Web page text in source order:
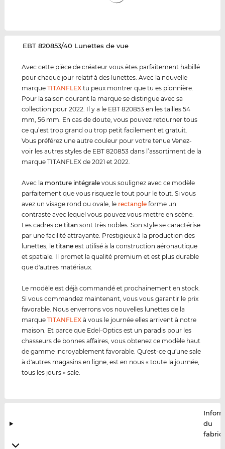
‌EBT 820853/40 Lunettes de vue
Avec cette pièce de créateur vous êtes parfaitement habillé
pour chaque jour relatif à des lunettes. Avec la nouvelle
marqueTITANFLEX tu peux montrer que tu es pionnière.
Pour la saison courant la marque se distingue avec sa
collection pour 2022. Il y a le EBT 820853 en les tailles 54
mm, 56 mm. En cas de doute, vous pouvez retourner tous
ce qu’est trop grand ou trop petit facilement et gratuit.
Vous préférez une autre couleur pour votre tenue Venez-
voir les autres styles de EBT 820853 dans l’assortiment de la
marque TITANFLEX de 2021 et 2022.
Avec la monture intégrale vous soulignez avec ce modèle
parfaitement que vous risquez le tout pour le tout. Si vous
avez un visage rond ou ovale, le rectangle forme un
contraste avec lequel vous pouvez vous mettre en scène.
Les cadres detitan sont très nobles. Son style se caractérise
par une facilité attrayante. Prestigieux à la production des
lunettes, letitane est utilisé à la construction aéronautique
et spatiale. Il promet la qualité premium et est plus durable
que d'autres matériaux.
Le modèle est déjà commandé et prochainement en stock.
Si vous commandez maintenant, vous vous garantir le prix
favorable. Nous enverrons vos nouvelles lunettes de la
marqueTITANFLEX à vous le journée elles arrivent à notre
maison. Et parce que Edel-Optics est un paradis pour les
chasseurs de bonnes affaires, vous obtenez ce modèle haut
de gamme incroyablement favorable. Qu'est-ce qu'une sale
à d'autres magasins en ligne, est en nous « toute la journée,
tous les jours » sale.
du